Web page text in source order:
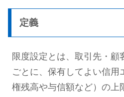
定義
限度設定とは、取引先・顧
ごとに、保有してよい信用
権残高や与信額など）の上